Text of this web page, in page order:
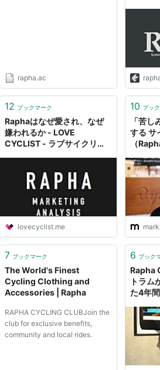
rapha.ac
12 ブックマーク
Raphaはなぜ愛され、なぜ
嫌われるか - LOVE
CYCLIST - ラブサイクリス
lovecyclist.me
10 ブッ
「苦
する サ
（
7 ブックマーク
The World's Finest
Cycling Clothing and
Accessories | Rapha
RAPHA CYCLING CLUBJoin the
club for exclusive benefits,
community and local rides.
6 ブック
Rapha
トラム
た4年